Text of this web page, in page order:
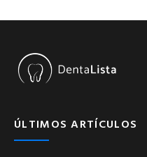
ÚLTIMOS ARTÍCULOS